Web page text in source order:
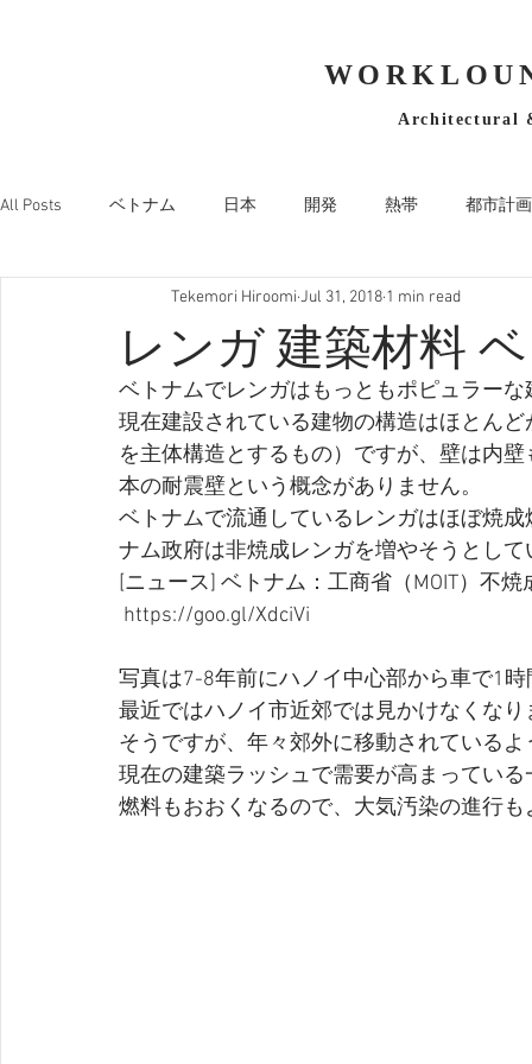
Architectural
All Posts ベトナム 日本 開発 熱帯 都市計画
レンガ 建築材料
Tekemori Hiroomi Jul 31, 2018 1 min read
ベトナムでレンガはもっともポピュラー
現在建設されている建物の構造はほとん
を主体構造とするもの）ですが、壁は内
本の耐震壁という概念がありません。
ベトナムで流通しているレンガはほぼ焼
ナム政府は非焼成レンガを増やそうとし
[ニュース] ベトナム：工商省（MOIT）不
https://goo.gl/XdciVi
写真は7-8年前にハノイ中心部から車で1
最近ではハノイ市近郊では見かけなくな
そうですが、年々郊外に移動されているよ
現在の建築ラッシュで需要が高まってい
燃料もおおくなるので、大気汚染の進行